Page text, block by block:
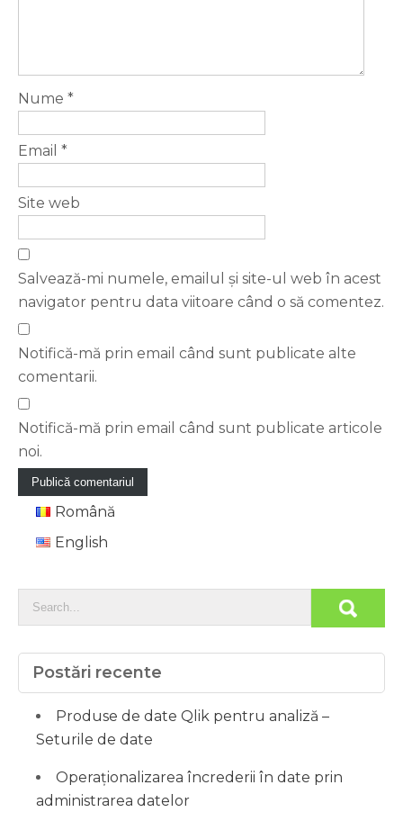
Nume *
Email *
Site web
Salvează-mi numele, emailul și site-ul web în acest
navigator pentru data viitoare când o să comentez.
Notifică-mă prin email când sunt publicate alte
comentarii.
Notifică-mă prin email când sunt publicate articole
noi.
Română
English
Postări recente
Produse de date Qlik pentru analiză –
Seturile de date
Operaționalizarea încrederii în date prin
administrarea datelor